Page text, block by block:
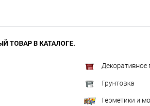
ТОВАР В КАТАЛОГЕ.
Декоративное
Грунтовка
Герметики и